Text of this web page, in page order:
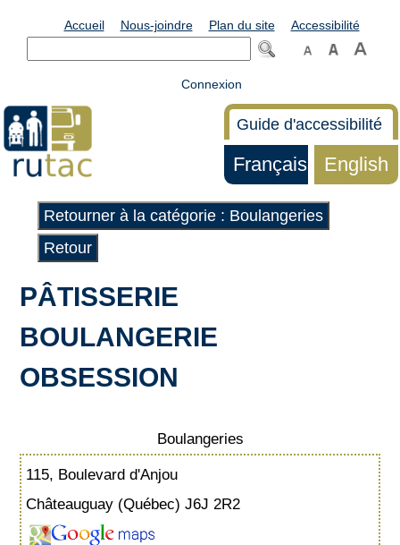
Accueil Nous-joindre Plan du site Accessibilité
Connexion
Guide d'accessibilité
Français English
Retourner à la catégorie : Boulangeries
Retour
PÂTISSERIE
BOULANGERIE
OBSESSION
Boulangeries
115, Boulevard d'Anjou
Châteauguay (Québec) J6J 2R2